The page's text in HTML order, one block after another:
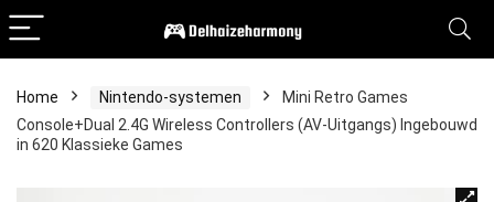
Home Nintendo-systemen
Mini Retro Games
Console+Dual 2.4G Wireless Controllers (AV-Uitgangs) Ingebouwd
in 620 Klassieke Games